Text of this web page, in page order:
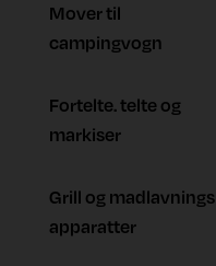
Mover til
campingvogn
Fortelte. telte og
markiser
Grill og madlavnings
apparatter